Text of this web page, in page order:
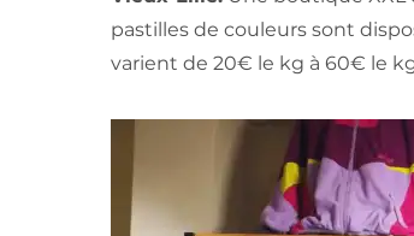
pastilles de couleurs sont
varient de 20€ le kg à 60€ le